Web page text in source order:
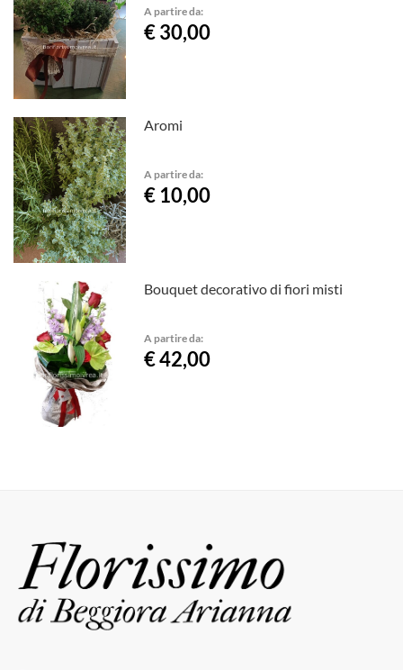
A partire da:
€ 30,00
Aromi
A partire da:
€ 10,00
Bouquet decorativo di fiori misti
A partire da:
€ 42,00